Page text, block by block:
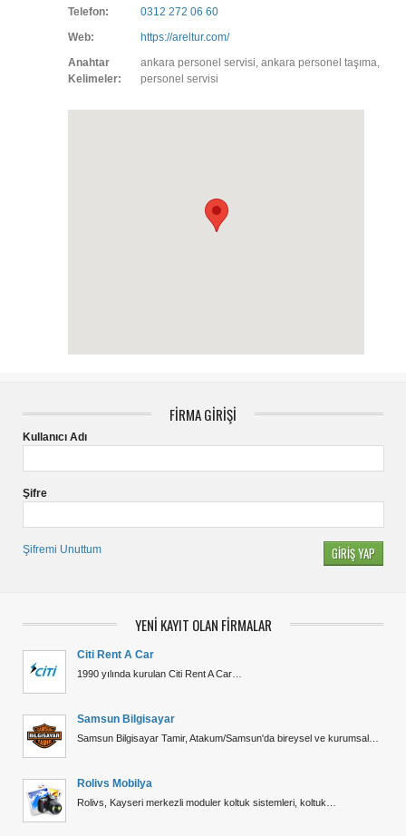
Telefon:
0312 272 06 60
Web:
https://areltur.com/
Anahtar
Kelimeler:
ankara personel servisi, ankara personel taşıma,
personel servisi
FİRMA GİRİŞİ
Kullanıcı Adı
Şifre
Şifremi Unuttum
YENİ KAYIT OLAN FİRMALAR
Citi Rent A Car
1990 yılında kurulan Citi Rent A Car…
Samsun Bilgisayar
Samsun Bilgisayar Tamir, Atakum/Samsun'da bireysel ve kurumsal…
Rolivs Mobilya
Rolivs, Kayseri merkezli moduler koltuk sistemleri, koltuk…